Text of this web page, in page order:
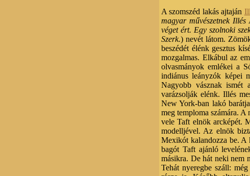
A szomszéd lakás ajtaján
magyar művészetnek
véget ért. Egy szolnoki
Szerk.) nevét látom.
beszédét élénk gesztus
mozgalmas. Elkábul az
olvasmányok emlékei a
indiánus leányzók képei
Nagyobb vásznak ismét
varázsolják elénk. Illés
New York-ban lakó
meg temploma számára.
vele Taft elnök arcképét.
modelljével. Az elnök
Mexikót kalandozza be. A
bagót Taft ajánló
másikra. De hát neki nem
Tehát nyeregbe száll: